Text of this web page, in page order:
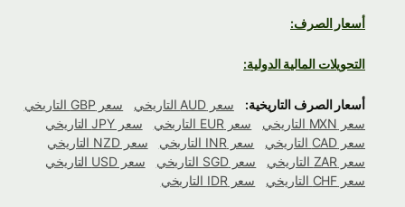
أسعار الصرف:
التحويلات المالية الدولية:
أسعار الصرف التاريخية: سعر AUD التاريخي
سعر GBP التاريخي
سعر MXN التاريخي
سعر EUR التاريخي
سعر JPY التاريخي
سعر CAD التاريخي
سعر INR التاريخي
سعر NZD التاريخي
سعر ZAR التاريخي
سعر SGD التاريخي
سعر USD التاريخي
سعر CHF التاريخي
سعر IDR التاريخي